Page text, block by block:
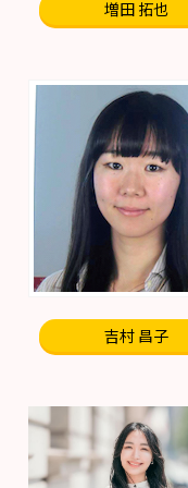
増田 拓也
吉村 昌子